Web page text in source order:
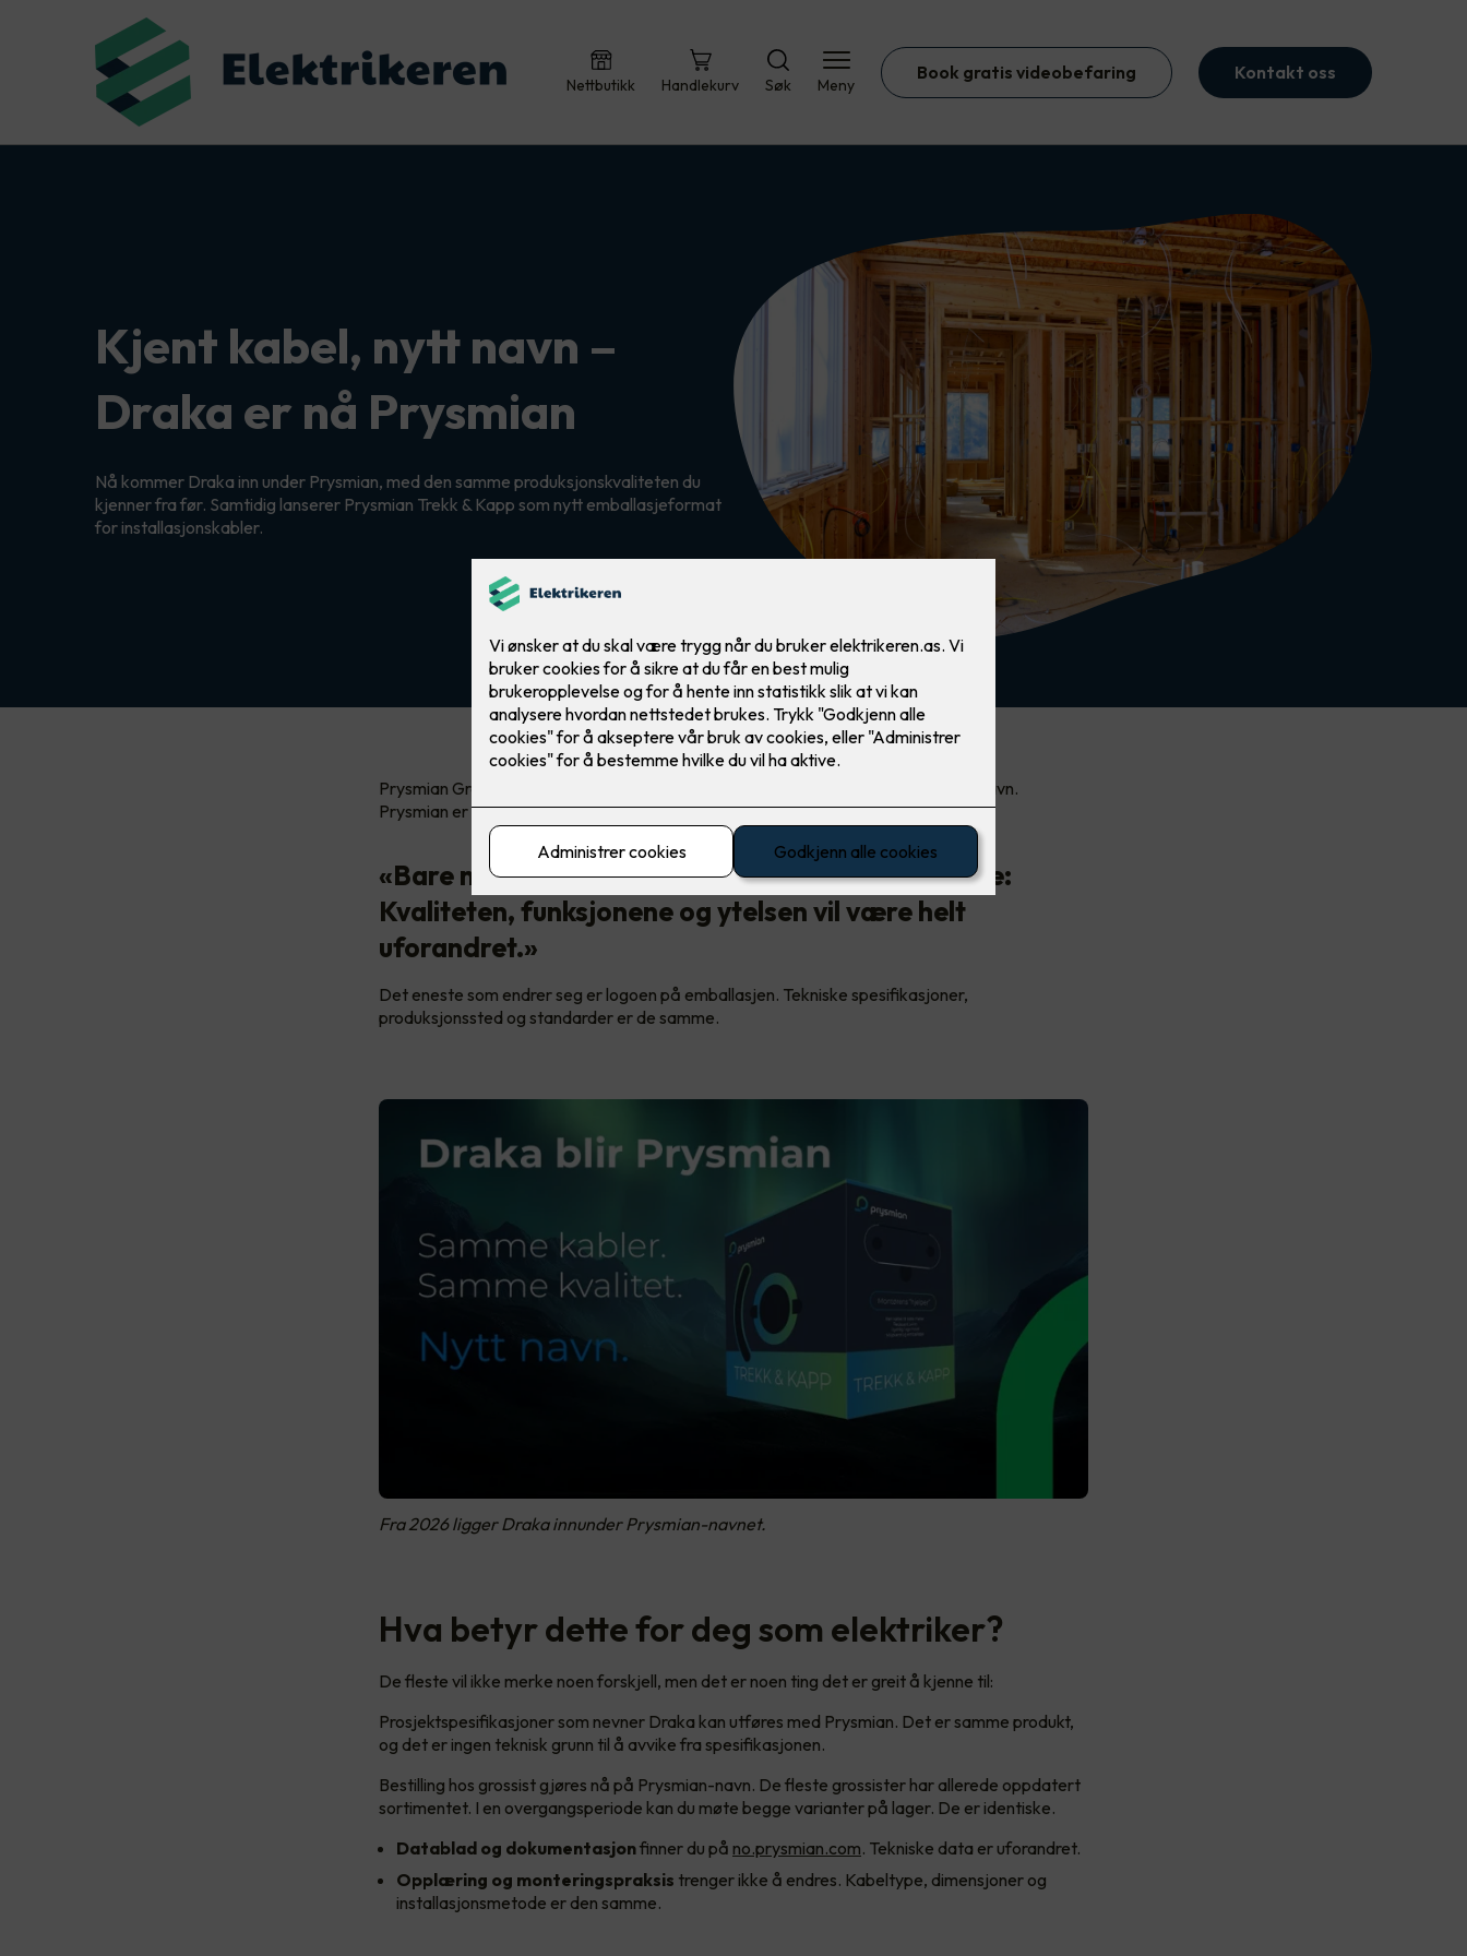
Nettbutikk Handlekurv Søk Meny
Book gratis videobefaring Kontakt oss
Kjent kabel, nytt navn –
Draka er nå Prysmian
Nå kommer Draka inn under Prysmian, med den samme produksjonskvaliteten du
kjenner fra før. Samtidig lanserer Prysmian Trekk & Kapp som nytt emballasjeformat
for installasjonskabler.
Prysmian Group har eid Draka siden 2011. Nå samles alle varemerkene under ett navn.
Prysmian er tydelige på hva det betyr i praksis:
«Bare navnet forandres, produktene er de samme:
Kvaliteten, funksjonene og ytelsen vil være helt
uforandret.»
Det eneste som endrer seg er logoen på emballasjen. Tekniske spesifikasjoner,
produksjonssted og standarder er de samme.
Fra 2026 ligger Draka innunder Prysmian-navnet.
Hva betyr dette for deg som elektriker?
De fleste vil ikke merke noen forskjell, men det er noen ting det er greit å kjenne til:
Prosjektspesifikasjoner som nevner Draka kan utføres med Prysmian. Det er samme produkt,
og det er ingen teknisk grunn til å avvike fra spesifikasjonen.
Bestilling hos grossist gjøres nå på Prysmian-navn. De fleste grossister har allerede oppdatert
sortimentet. I en overgangsperiode kan du møte begge varianter på lager. De er identiske.
Datablad og dokumentasjonfinner du på no.prysmian.com. Tekniske data er uforandret.
Opplæring og monteringspraksis trenger ikke å endres. Kabeltype, dimensjoner og
installasjonsmetode er den samme.